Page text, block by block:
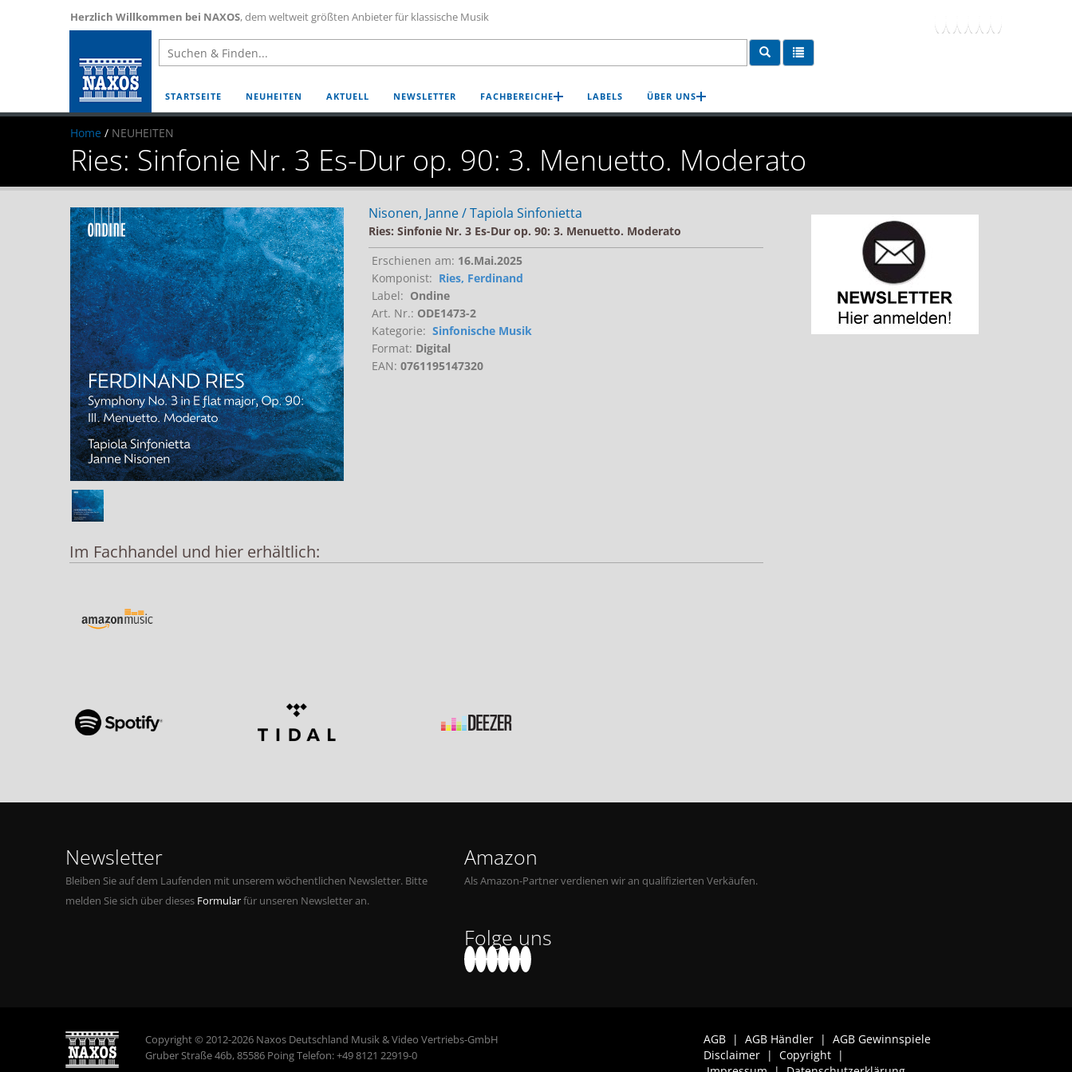
Herzlich Willkommen bei NAXOS, dem weltweit größten Anbieter für klassische Musik
STARTSEITE NEUHEITEN AKTUELL NEWSLETTER FACHBEREICHE LABELS ÜBER UNS
Home / NEUHEITEN
Ries: Sinfonie Nr. 3 Es-Dur op. 90: 3. Menuetto. Moderato
Nisonen, Janne / Tapiola Sinfonietta
Ries: Sinfonie Nr. 3 Es-Dur op. 90: 3. Menuetto. Moderato
Erschienen am: 16.Mai.2025
Komponist: Ries, Ferdinand
Label: Ondine
Art. Nr.: ODE1473-2
Kategorie: Sinfonische Musik
Format: Digital
EAN: 0761195147320
Im Fachhandel und hier erhältlich:
Newsletter
Bleiben Sie auf dem Laufenden mit unserem wöchentlichen Newsletter. Bitte
melden Sie sich über dieses Formularfür unseren Newsletter an.
Amazon
Als Amazon-Partner verdienen wir an qualifizierten Verkäufen.
Folge uns
Copyright © 2012-2026 Naxos Deutschland Musik & Video Vertriebs-GmbH
Gruber Straße 46b, 85586 Poing Telefon: +49 8121 22919-0
AGB | AGB Händler | AGB Gewinnspiele
Disclaimer | Copyright |